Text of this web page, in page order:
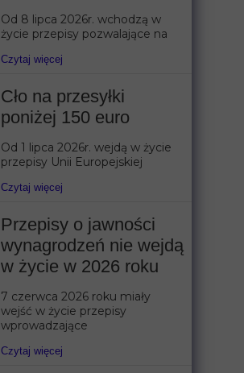
Od 8 lipca 2026r. wchodzą w
życie przepisy pozwalające na
Czytaj więcej
Cło na przesyłki
poniżej 150 euro
Od 1 lipca 2026r. wejdą w życie
przepisy Unii Europejskiej
Czytaj więcej
Przepisy o jawności
wynagrodzeń nie wejdą
w życie w 2026 roku
7 czerwca 2026 roku miały
wejść w życie przepisy
wprowadzające
Czytaj więcej